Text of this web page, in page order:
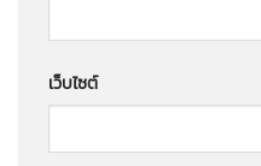
เว็บไซต์